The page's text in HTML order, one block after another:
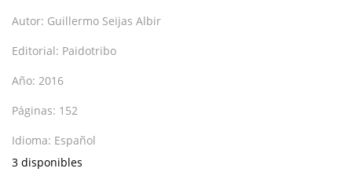
Autor: Guillermo Seijas Albir
Editorial: Paidotribo
Año: 2016
Páginas: 152
Idioma: Español
3 disponibles